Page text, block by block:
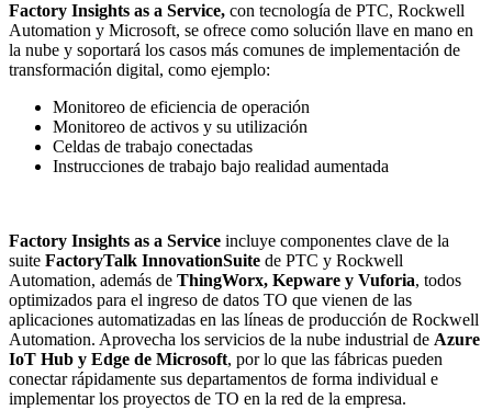
Factory Insights as a Service, con tecnología de PTC, Rockwell
Automation y Microsoft, se ofrece como solución llave en mano en
la nube y soportará los casos más comunes de implementación de
transformación digital, como ejemplo:
Monitoreo de eficiencia de operación
Monitoreo de activos y su utilización
Celdas de trabajo conectadas
Instrucciones de trabajo bajo realidad aumentada
Factory Insights as a Service incluye componentes clave de la
suite FactoryTalk InnovationSuite de PTC y Rockwell
Automation, además de ThingWorx, Kepware y Vuforia, todos
optimizados para el ingreso de datos TO que vienen de las
aplicaciones automatizadas en las líneas de producción de Rockwell
Automation. Aprovecha los servicios de la nube industrial de Azure
IoT Hub y Edge de Microsoft, por lo que las fábricas pueden
conectar rápidamente sus departamentos de forma individual e
implementar los proyectos de TO en la red de la empresa.